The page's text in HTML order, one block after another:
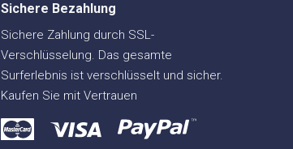
Sichere Bezahlung
Sichere Zahlung durch SSL-
Verschlüsselung. Das gesamte
Surferlebnis ist verschlüsselt und sicher.
Kaufen Sie mit Vertrauen